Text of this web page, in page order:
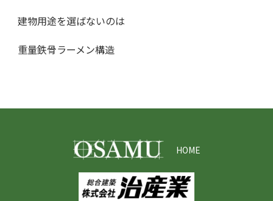
建物用途を選ばないのは
重量鉄骨ラーメン構造
HOME